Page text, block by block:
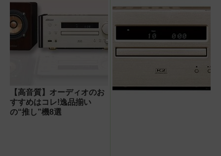
【高音質】オーディオのお
すすめはコレ!逸品揃い
の“推し”機8選